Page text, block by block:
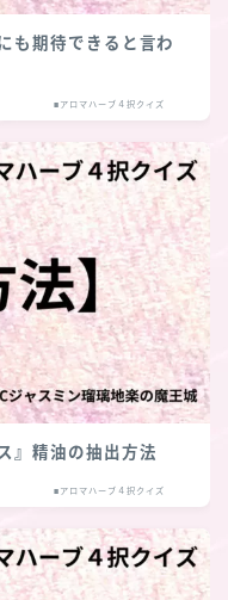
も期待できると言わ
■アロマハーブ４択クイズ
』精油の抽出方法
■アロマハーブ４択クイズ